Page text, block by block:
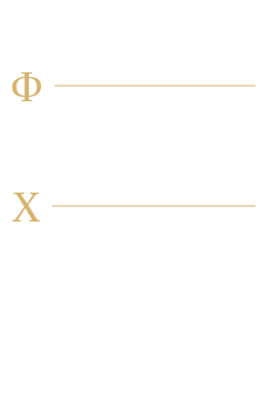
Ф
Х